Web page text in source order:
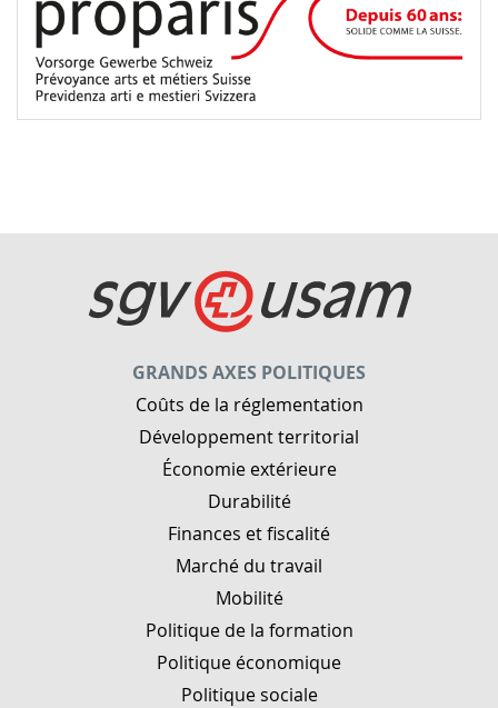
GRANDS AXES POLITIQUES
Coûts de la réglementation
Développement territorial
Économie extérieure
Durabilité
Finances et fiscalité
Marché du travail
Mobilité
Politique de la formation
Politique économique
Politique sociale